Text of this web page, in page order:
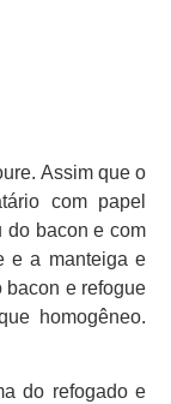
Assim que o
com papel
do bacon e com
e a manteiga e
bacon e refogue
homogêneo.
do refogado e